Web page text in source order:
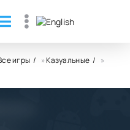
игры »Казуальные
»